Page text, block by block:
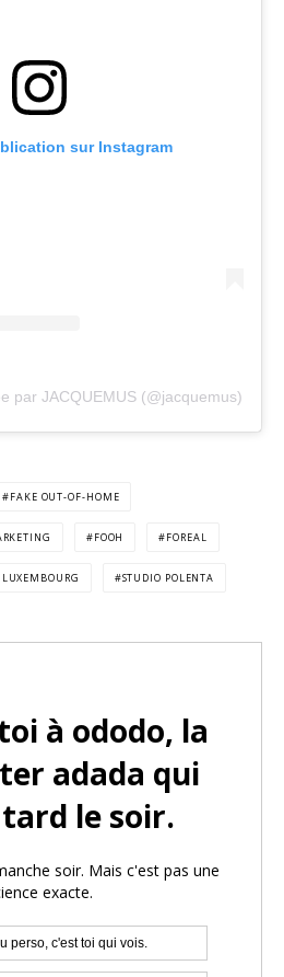
sur Instagram
par JACQUEMUS (@jacquemus)
FAKE OUT-OF-HOME
FOOH FOREAL
STUDIO POLENTA